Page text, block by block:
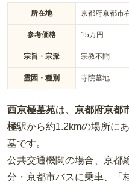
所在地 京都府京都市
参考価格 15万円
宗旨・宗派 宗教不問
霊園・種別 寺院墓地
西京極墓苑は、 京都府京都
極駅から約1.2kmの場所に
墓です。
公共交通機関の場合 、京
分・京都市バスに乗車、「